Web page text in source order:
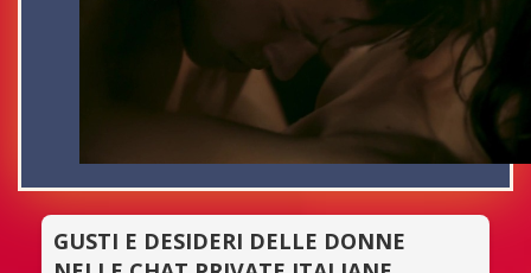
GUSTI E DESIDERI DELLE DONNE